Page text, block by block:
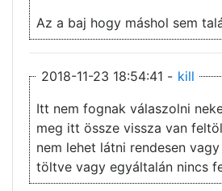
Az a baj hogy máshol sem
2018-11-23 18:54:41 - kill
Itt nem fognak válaszolni
meg itt össze vissza van
nem lehet látni rendesen
töltve vagy egyáltalán nincs